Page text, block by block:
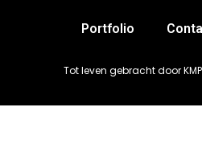
Portfolio
Tot leven gebracht door